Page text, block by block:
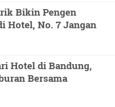
Bikin Pengen
Hotel, No. 7 Jangan
Hotel di Bandung,
Bersama